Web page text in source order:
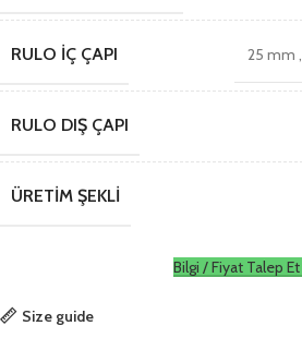
RULO İÇ ÇAPI 25 mm ,
RULO DIŞ ÇAPI
ÜRETIM ŞEKLI
Bilgi / Fiyat Talep Et
Size guide